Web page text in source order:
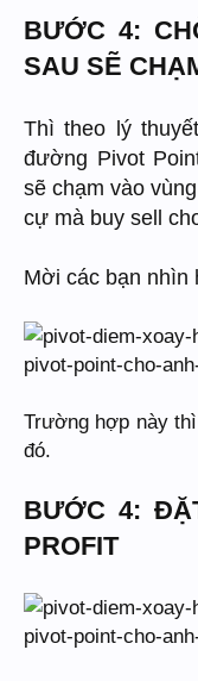
BƯỚC 4:
SAU SẼ
Thì theo lý
đường Pivot
sẽ chạm vào
cự mà buy sell
Mời các bạn nhìn
Trường hợp này
đó.
BƯỚC 4:
PROFIT